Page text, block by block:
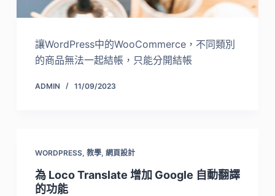
讓WordPress中的WooCommerce，不同類別
的商品無法一起結帳，只能分開結帳
ADMIN 11/09/2023
WORDPRESS, 教學, 網頁設計
為 Loco Translate 增加 Google 自動翻譯
的功能